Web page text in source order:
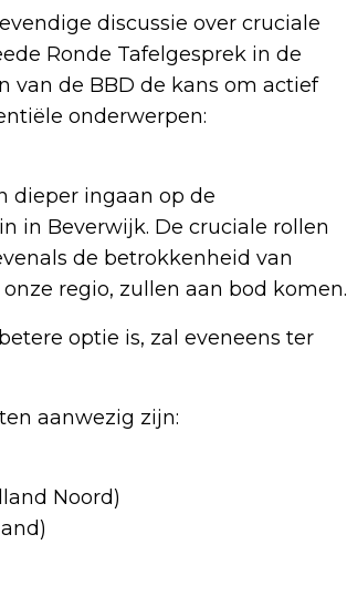
discussie over cruciale
Ronde Tafelgesprek in de
van de BBD de kans om actief
onderwerpen:
dieper ingaan op de
in Beverwijk. De cruciale rollen
de betrokkenheid van
regio, zullen aan bod komen.
optie is, zal eveneens ter
aanwezig zijn:
Noord)